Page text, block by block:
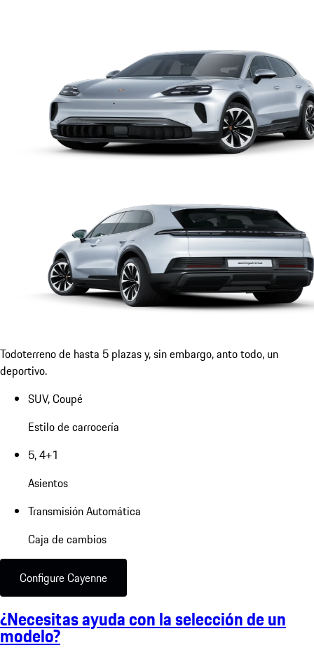
Todoterreno de hasta 5 plazas y, sin embargo, anto todo, un
deportivo.
SUV, Coupé
Estilo de carrocería
5, 4+1
Asientos
Transmisión Automática
Caja de cambios
Configure Cayenne
¿Necesitas ayuda con la selección de un
modelo?